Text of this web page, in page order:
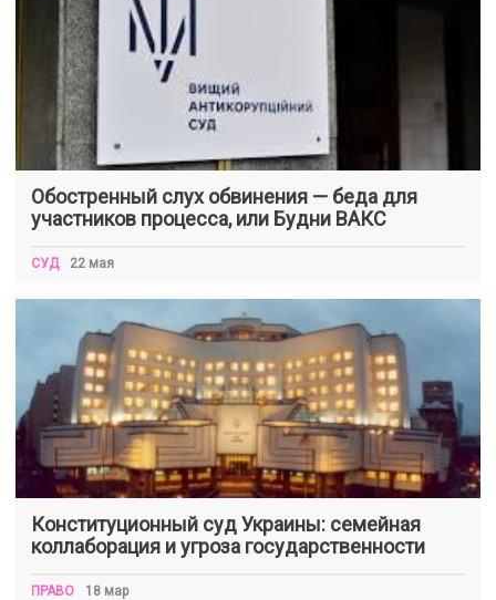
Обостренный слух обвинения — беда для
участников процесса, или Будни ВАКС
СУД 22 мая
Конституционный суд Украины: семейная
коллаборация и угроза государственности
ПРАВО 18 мар